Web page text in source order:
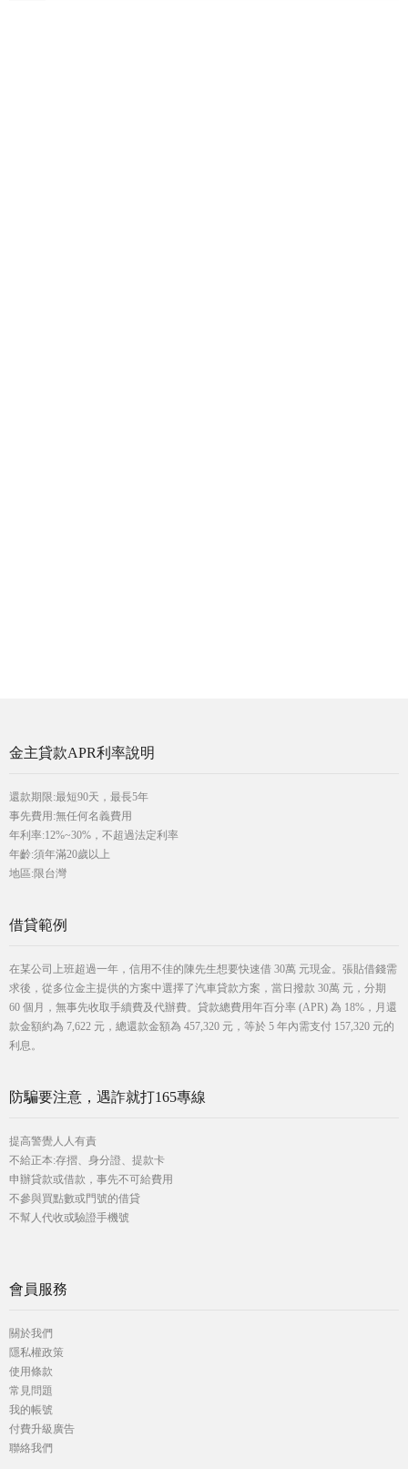
金主貸款APR利率說明
還款期限:最短90天，最長5年
事先費用:無任何名義費用
年利率:12%~30%，不超過法定利率
年齡:須年滿20歲以上
地區:限台灣
借貸範例
在某公司上班超過一年，信用不佳的陳先生想要快速借 30萬 元現金。張貼借錢需
求後，從多位金主提供的方案中選擇了汽車貸款方案，當日撥款 30萬 元，分期
60 個月，無事先收取手續費及代辦費。貸款總費用年百分率 (APR) 為 18%，月還
款金額約為 7,622 元，總還款金額為 457,320 元，等於 5 年內需支付 157,320 元的
利息。
防騙要注意，遇詐就打165專線
提高警覺人人有責
不給正本:存摺、身分證、提款卡
申辦貸款或借款，事先不可給費用
不參與買點數或門號的借貸
不幫人代收或驗證手機號
會員服務
關於我們
隱私權政策
使用條款
常見問題
我的帳號
付費升級廣告
聯絡我們